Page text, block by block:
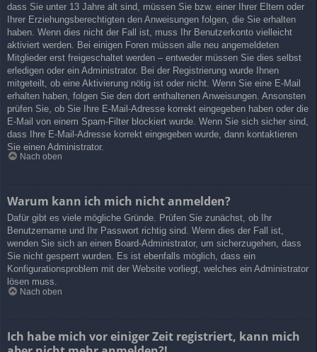
dass Sie unter 13 Jahre alt sind, müssen Sie bzw. einer Ihrer Eltern oder
Ihrer Erziehungsberechtigten den Anweisungen folgen, die Sie erhalten
haben. Wenn dies nicht der Fall ist, muss Ihr Benutzerkonto vielleicht
aktiviert werden. Bei einigen Foren müssen alle neu angemeldeten
Mitglieder erst freigeschaltet werden – entweder müssen Sie dies selbst
erledigen oder ein Administrator. Bei der Registrierung wurde Ihnen
mitgeteilt, ob eine Aktivierung nötig ist oder nicht. Wenn Sie eine E-Mail
erhalten haben, folgen Sie den dort enthaltenen Anweisungen. Ansonsten
prüfen Sie, ob Sie Ihre E-Mail-Adresse korrekt eingegeben haben oder die
E-Mail von einem Spam-Filter blockiert wurde. Wenn Sie sich sicher sind,
dass Ihre E-Mail-Adresse korrekt eingegeben wurde, dann kontaktieren
Sie einen Administrator.
Nach oben
Warum kann ich mich nicht anmelden?
Dafür gibt es viele mögliche Gründe. Prüfen Sie zunächst, ob Ihr
Benutzername und Ihr Passwort richtig sind. Wenn dies der Fall ist,
wenden Sie sich an einen Board-Administrator, um sicherzugehen, dass
Sie nicht gesperrt wurden. Es ist ebenfalls möglich, dass ein
Konfigurationsproblem mit der Website vorliegt, welches ein Administrator
lösen muss.
Nach oben
Ich habe mich vor einiger Zeit registriert, kann mich